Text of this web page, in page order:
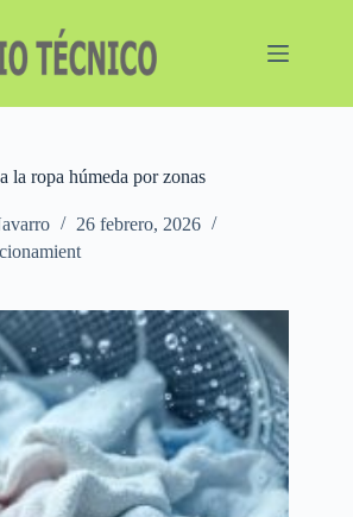
la ropa húmeda por zonas
26 febrero, 2026